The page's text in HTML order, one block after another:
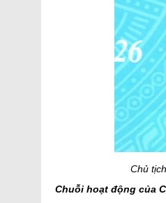
Chủ
Chuỗi hoạt động của